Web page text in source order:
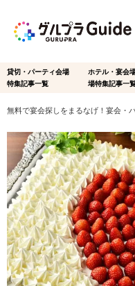
貸切・パーティ会場
特集記事一覧
ホテル・宴会
場特集記事一
無料で宴会探しをまるなげ！宴会・